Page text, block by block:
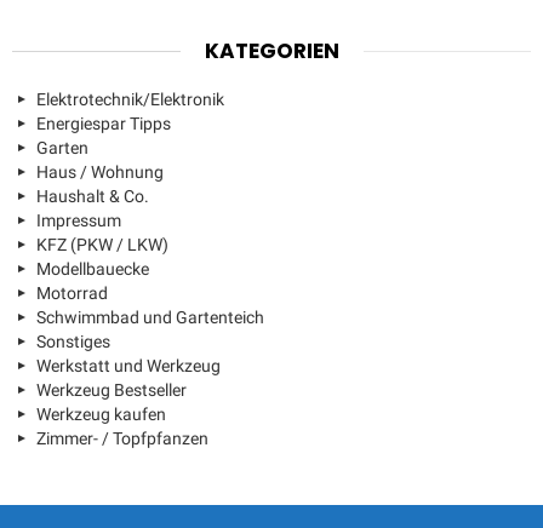
KATEGORIEN
Elektrotechnik/Elektronik
Energiespar Tipps
Garten
Haus / Wohnung
Haushalt & Co.
Impressum
KFZ (PKW / LKW)
Modellbauecke
Motorrad
Schwimmbad und Gartenteich
Sonstiges
Werkstatt und Werkzeug
Werkzeug Bestseller
Werkzeug kaufen
Zimmer- / Topfpfanzen